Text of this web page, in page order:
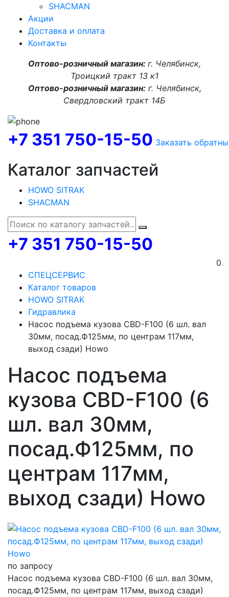
SHACMAN
Акции
Доставка и оплата
Контакты
Оптово-розничный магазин: г. Челябинск,
Троицкий тракт 13 к1
Оптово-розничный магазин:г. Челябинск,
Свердловский тракт 14Б
+7 351 750-15-50 Заказать
Каталог запчастей
HOWO SITRAK
SHACMAN
+7 351 750-15-50
0
СПЕЦСЕРВИС
Каталог товаров
HOWO SITRAK
Гидравлика
Насос подъема кузова CBD-F100 (6 шл. вал
30мм, посад.Ф125мм, по центрам 117мм,
выход сзади) Howo
Насос подъема
кузова CBD-F100 (6
шл. вал 30мм,
посад.Ф125мм, по
центрам 117мм,
выход сзади) Howo
по запросу
Насос подъема кузова CBD-F100 (6 шл. вал 30мм,
посад.Ф125мм, по центрам 117мм, выход сзади)